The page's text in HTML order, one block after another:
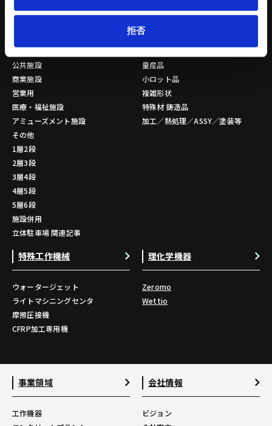
拒否
環境設備 関連記事
公共施設
商業施設
営業用
医療・福祉施設
アミューズメント施設
その他
1層2段
2層3段
3層4段
4層5段
5層6段
施設併用
立体駐車場 関連記事
量産品
小ロット品
複雑形状
特殊材 鋳造品
加工／熱処理／ASSY／塗装等
特殊工作機械
ウォータージェット
ライトマシニングセンタ
摩擦圧接機
CFRP加工専用機
理化学機器
Zeromo
Wettio
事業領域
工作機器
会社情報
ビジョン